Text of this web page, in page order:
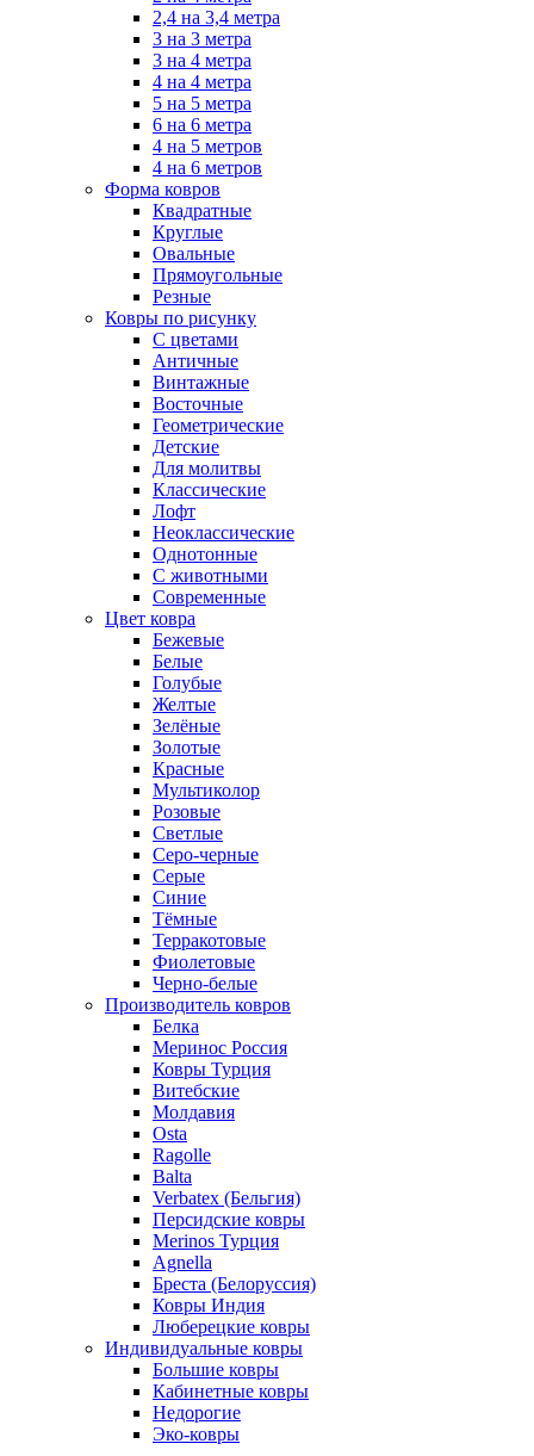
2,4 на 3,4 метра
3 на 3 метра
3 на 4 метра
4 на 4 метра
5 на 5 метра
6 на 6 метра
4 на 5 метров
4 на 6 метров
Форма ковров
Квадратные
Круглые
Овальные
Прямоугольные
Резные
Ковры по рисунку
C цветами
Античные
Винтажные
Восточные
Геометрические
Детские
Для молитвы
Классические
Лофт
Неоклассические
Однотонные
С животными
Современные
Цвет ковра
Бежевые
Белые
Голубые
Желтые
Зелёные
Золотые
Красные
Мультиколор
Розовые
Светлые
Серо-черные
Серые
Синие
Тёмные
Терракотовые
Фиолетовые
Черно-белые
Производитель ковров
Белка
Меринос Россия
Ковры Турция
Витебские
Молдавия
Osta
Ragolle
Balta
Verbatex (Бельгия)
Персидские ковры
Merinos Турция
Agnella
Бреста (Белоруссия)
Ковры Индия
Люберецкие ковры
Индивидуальные ковры
Большие ковры
Кабинетные ковры
Недорогие
Эко-ковры